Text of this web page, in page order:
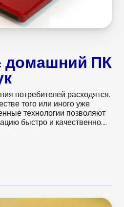
домашний ПК
потребителей расходятся.
того или иного уже
технологии позволяют
быстро и качественно….